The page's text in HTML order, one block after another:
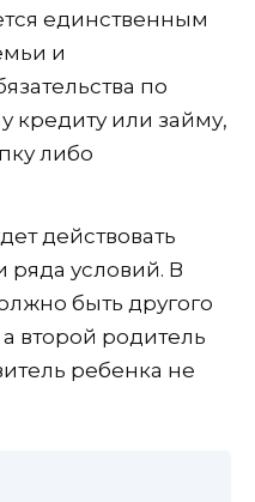
единственным
и
по
или займу,
либо
действовать
условий. В
быть другого
второй родитель
ребенка не